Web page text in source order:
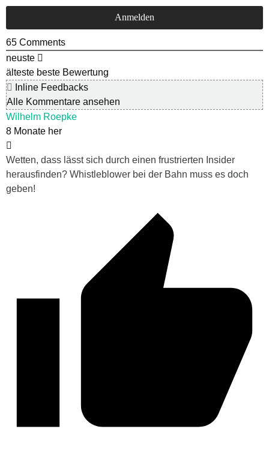
65 Comments
neuste
älteste beste Bewertung
Inline Feedbacks
Alle Kommentare ansehen
Wilhelm Roepke
8 Monate her
Wetten, dass lässt sich durch einen frustrierten Insider
herausfinden? Whistleblower bei der Bahn muss es doch
geben!